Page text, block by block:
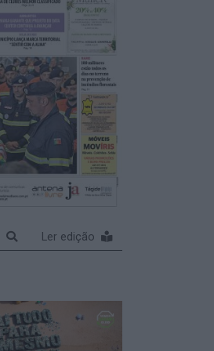
Ler edição